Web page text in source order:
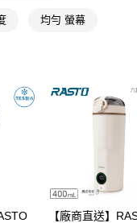
結帳。
易完成。
有效，需透過AFTEE先享
面顯示為準，若有關於
請聯繫「AFTEE先享後付
support/home
先享後付」服務完成之交
交易相關給付款項請求債
均勻 螢幕
【廠商直送】